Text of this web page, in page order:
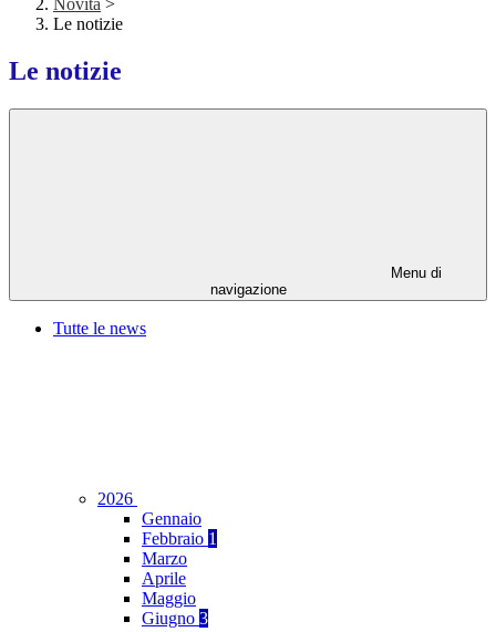
Novità >
Le notizie
Le notizie
Menu di
navigazione
Tutte le news
2026
Gennaio
Febbraio 1
Marzo
Aprile
Maggio
Giugno 3